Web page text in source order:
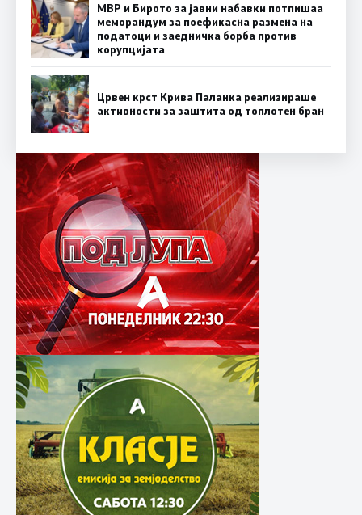
МВР и Бирото за јавни набавки потпишаа
меморандум за поефикасна размена на
податоци и заедничка борба против
корупцијата
Црвен крст Крива Паланка реализираше
активности за заштита од топлотен бран